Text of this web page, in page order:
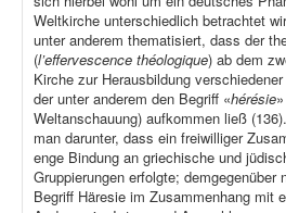
Weltkirche unterschiedlich betrachtet
unter anderem thematisiert, dass der
(l’effervescence théologique) ab dem
Kirche zur Herausbildung
der unter anderem den Begriff «hérésie
Weltanschauung) aufkommen ließ
man darunter, dass ein freiwilliger
enge Bindung an griechische und
Gruppierungen erfolgte; demgegenüber
Begriff Häresie im Zusammenhang mit